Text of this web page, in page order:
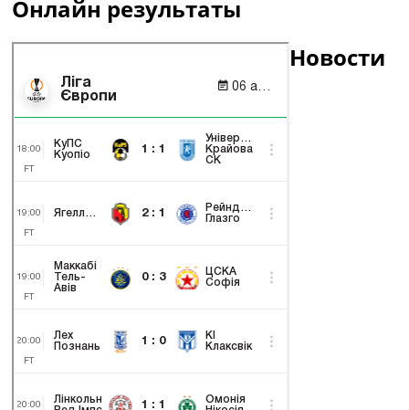
Онлайн результаты
Новости